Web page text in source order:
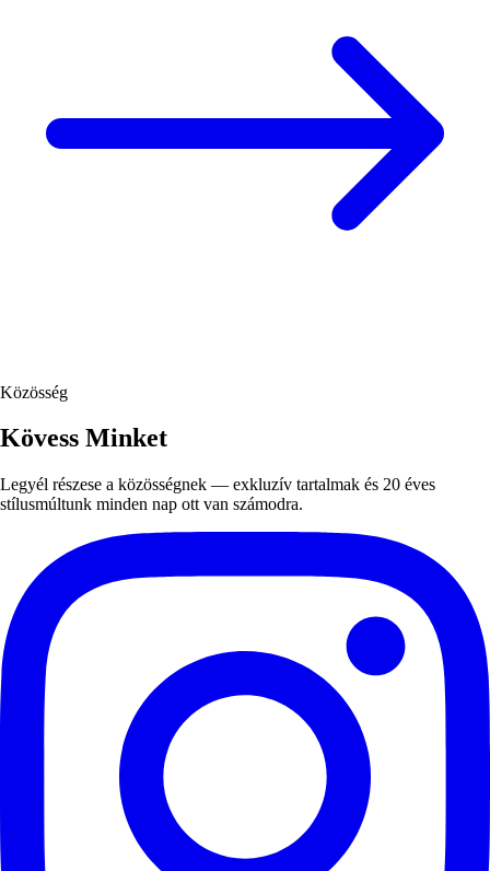
Közösség
Kövess Minket
Legyél részese a közösségnek — exkluzív tartalmak és 20 éves
stílusmúltunk minden nap ott van számodra.